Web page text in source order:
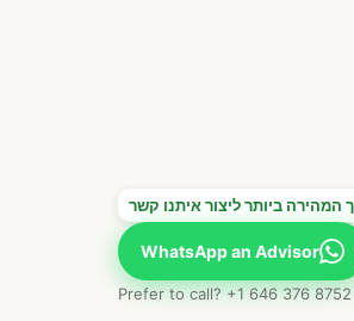
המהירה ביותר ליצור איתנו קשר
WhatsApp an Advisor
Prefer to call? +1 646 376 8752